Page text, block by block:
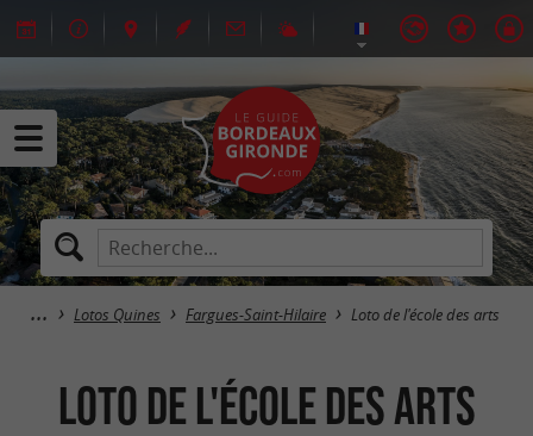
Lotos Quines Fargues-Saint-Hilaire Loto de l'école des arts
Loto de l'école des arts